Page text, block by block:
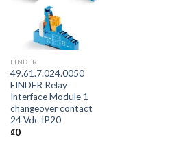
FINDER
49.61.7.024.0050
FINDER Relay
Interface Module 1
changeover contact
24 Vdc IP20
₫0